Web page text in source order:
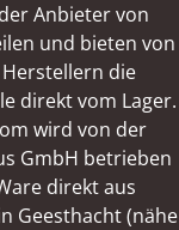
Anbieter von
und bieten von
die
direkt vom Lager.
wird von der
GmbH betrieben
direkt aus
Geesthacht (nähe